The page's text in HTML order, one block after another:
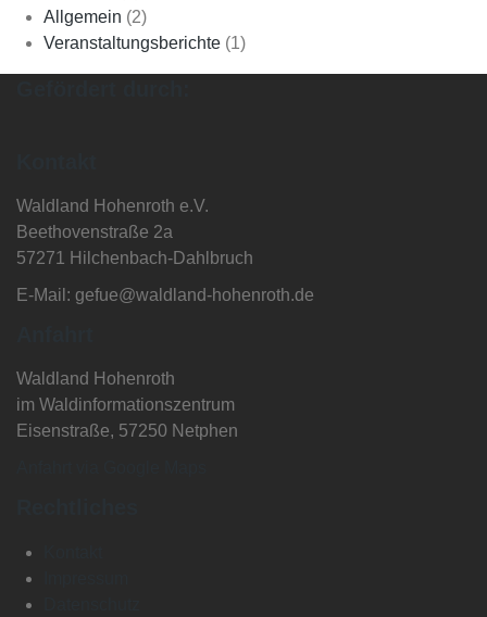
Allgemein (2)
Veranstaltungsberichte (1)
Waldland Hohenroth e.V.
Beethovenstraße 2a
57271 Hilchenbach-Dahlbruch
E-Mail: gefue@waldland-hohenroth.de
Waldland Hohenroth
im Waldinformationszentrum
Eisenstraße, 57250 Netphen